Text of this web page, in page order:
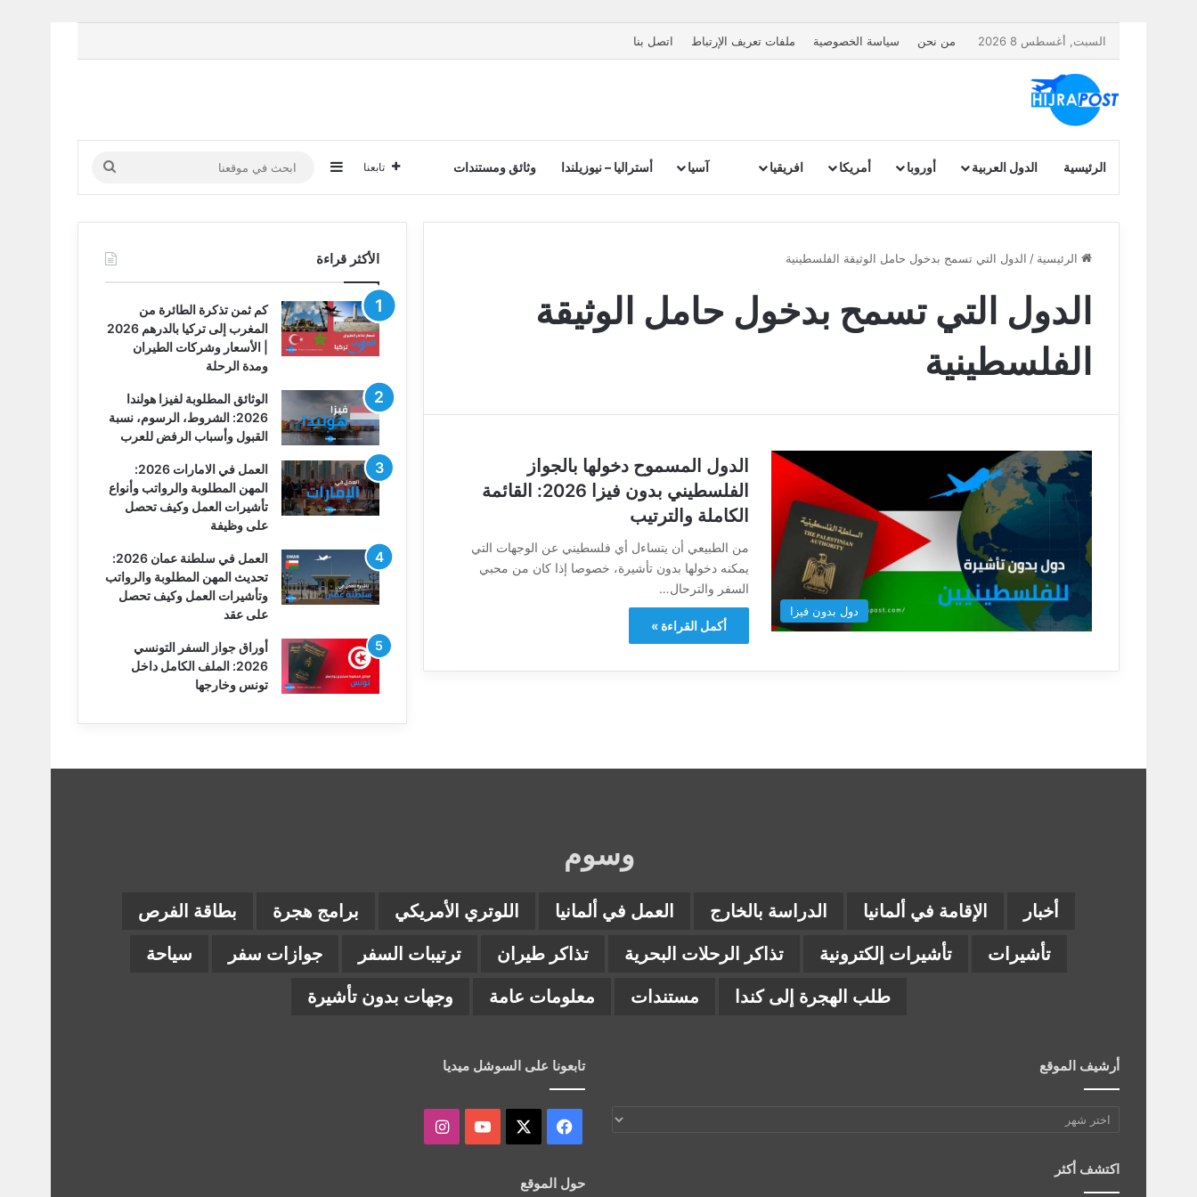
السبت, أغسطس 8 2026 من نحن سياسة الخصوصية ملفات تعريف الإرتباط اتصل بنا
الرئيسية الدول العربية أوروبا أمريكا افريقيا آسيا أستراليا – نيوزيلندا وثائق ومستندات تابعنا إضافة عمود جانبي
ابحث
في
الرئيسية / الدول التي تسمح بدخول حامل الوثيقة الفلسطينية
الدول التي تسمح بدخول حامل الوثيقة
الفلسطينية
دول بدون فيزا
الدول المسموح دخولها بالجواز
الفلسطيني بدون فيزا 2026: القائمة
الكاملة والترتيب
من الطبيعي أن يتساءل أي فلسطيني عن الوجهات التي
يمكنه دخولها بدون تأشيرة، خصوصا إذا كان من محبي
السفر والترحال…
أكمل القراءة »
الأكثر قراءة
كم ثمن تذكرة الطائرة من
المغرب إلى تركيا بالدرهم 2026
| الأسعار وشركات الطيران
ومدة الرحلة
الوثائق المطلوبة لفيزا هولندا
2026: الشروط، الرسوم، نسبة
القبول وأسباب الرفض للعرب
العمل في الامارات 2026:
المهن المطلوبة والرواتب وأنواع
تأشيرات العمل وكيف تحصل
على وظيفة
العمل في سلطنة عمان 2026:
تحديث المهن المطلوبة والرواتب
وتأشيرات العمل وكيف تحصل
على عقد
أوراق جواز السفر التونسي
2026: الملف الكامل داخل
تونس وخارجها
وسوم
أخبار الإقامة في ألمانيا الدراسة بالخارج العمل في ألمانيا اللوتري الأمريكي برامج هجرة
بطاقة الفرص
تأشيرات
تأشيرات إلكترونية تذاكر الرحلات البحرية تذاكر طيران ترتيبات السفر جوازات سفر
سياحة
طلب الهجرة إلى كندا
مستندات معلومات عامة وجهات بدون تأشيرة
أرشيف الموقع
أرشيف
اكتشف أكثر
تابعونا على السوشل ميديا
فيسبوك ‫YouTubeانستقرام
حول الموقع